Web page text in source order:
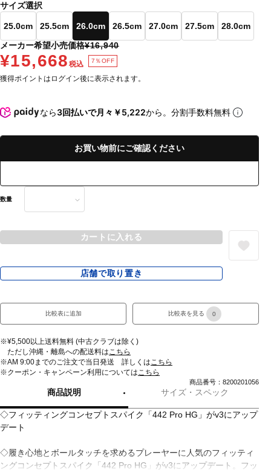
サイズ選択
25.0cm 25.5cm 26.0cm 26.5cm 27.0cm 27.5cm
28.0cm
メーカー希望小売価格¥16,940
¥15,668 税込 7％OFF
獲得ポイントはログイン後に表示されます。
なら3回払いで月々￥5,222から。分割手数料無料
お買い物前にご確認ください
数量
カートに入れる
店舗で取り置き
比較表に追加 比較表を見る 0
※¥5,500以上送料無料 (中古クラブは除く)
ただし沖縄・離島への配送料はこちら
※AM 9:00までのご注文で当日発送 詳しくはこちら
※クーポン・キャンペーン利用についてはこちら
商品番号：8200201056
商品説明 サイズ・スペック
◇フィッティングコンセプトスパイク「442 Pro HG」がv3にアップ
デート
◇履き心地とボールタッチを求めるプレーヤーに人気のフィッティ
ングコンセプトスパイク「442 Pro HG」がv3にアップデート。フッ